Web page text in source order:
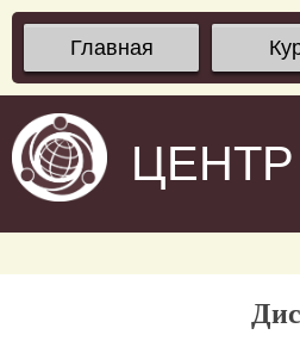
Главная